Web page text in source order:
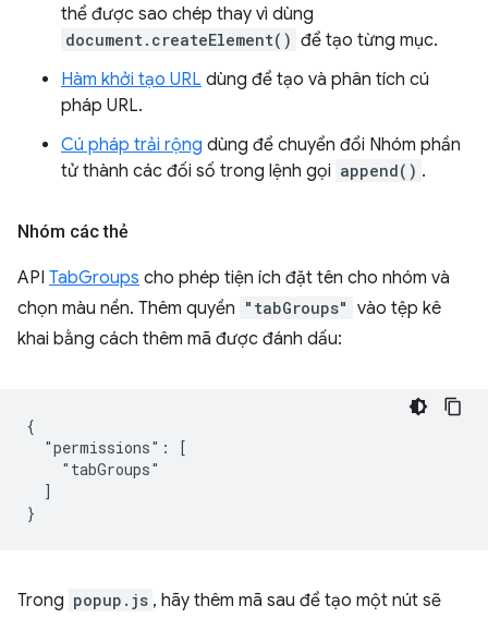
thể được sao chép thay vì dùng
document.createElement() để tạo từng mục.
Hàm khởi tạo URL dùng để tạo và phân tích cú
pháp URL.
Cú pháp trải rộng dùng để chuyển đổi Nhóm phần
tử thành các đối số trong lệnh gọi append() .
Nhóm các thẻ
API TabGroups cho phép tiện ích đặt tên cho nhóm và
chọn màu nền. Thêm quyền "tabGroups" vào tệp kê
khai bằng cách thêm mã được đánh dấu:
{
  "permissions": [
    "tabGroups"
  ]
Trong popup.js , hãy thêm mã sau để tạo một nút sẽ